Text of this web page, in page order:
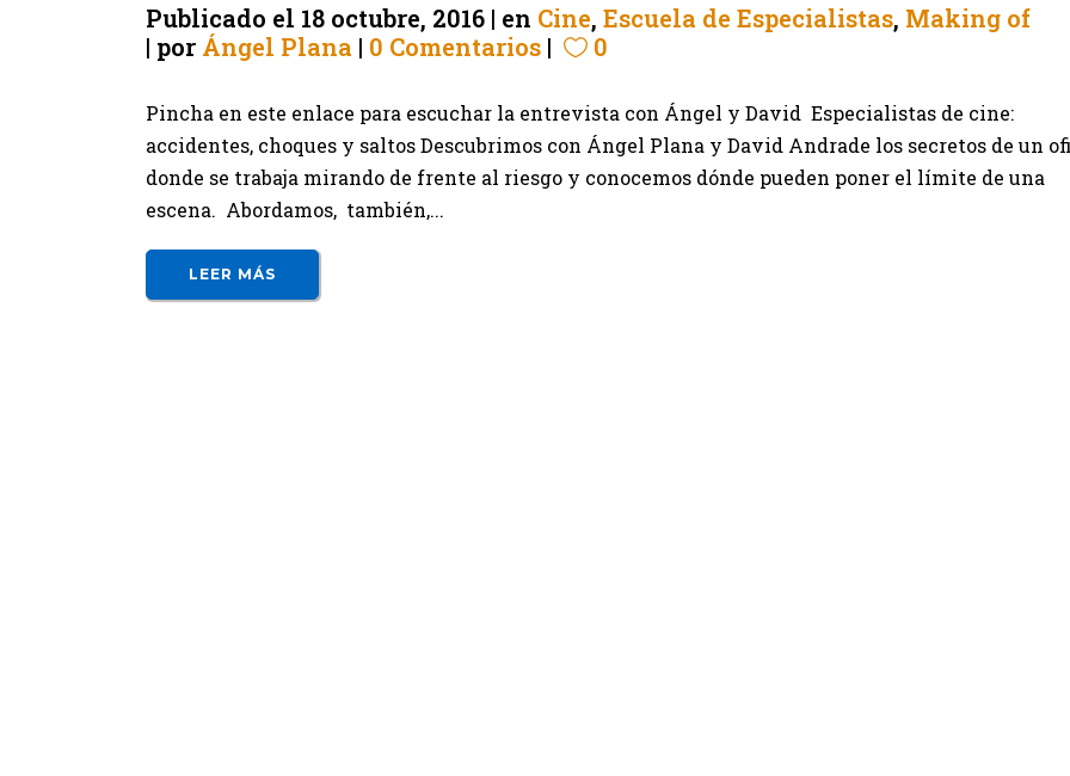
Publicado el 18 octubre, 2016 en Cine, Escuela de Especialistas, Making of
por Ángel Plana 0 Comentarios 0
Pincha en este enlace para escuchar la entrevista con Ángel y David Especialistas de cine:
accidentes, choques y saltos Descubrimos con Ángel Plana y David Andrade los secretos de un
donde se trabaja mirando de frente al riesgo y conocemos dónde pueden poner el límite de una
escena. Abordamos, también,...
LEER MÁS